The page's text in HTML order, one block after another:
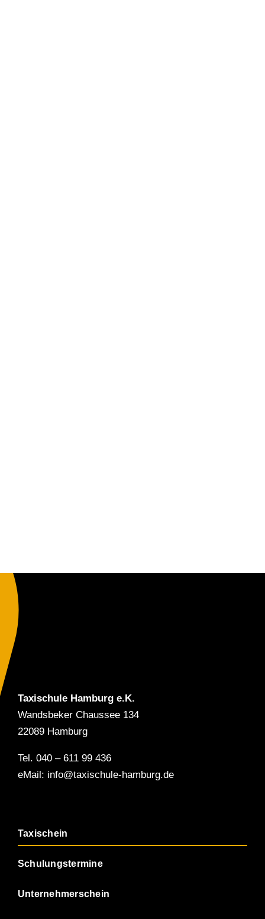
Taxischule Hamburg e.K.
Wandsbeker Chaussee 134
22089 Hamburg
Tel. 040 – 611 99 436
eMail: info@taxischule-hamburg.de
Taxischein
Schulungstermine
Unternehmerschein